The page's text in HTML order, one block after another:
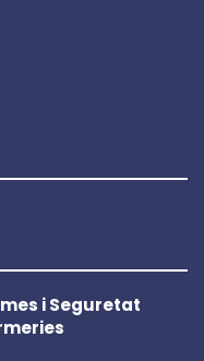
i Seguretat